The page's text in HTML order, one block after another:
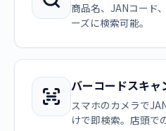
商品名、JANコード
ーズに検索可能。
バーコードスキャ
スマホのカメラで
けで即検索。店頭で